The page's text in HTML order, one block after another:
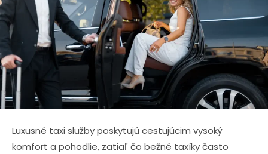
Luxusné taxi služby poskytujú cestujúcim vysoký
komfort a pohodlie, zatiaľ čo bežné taxíky často